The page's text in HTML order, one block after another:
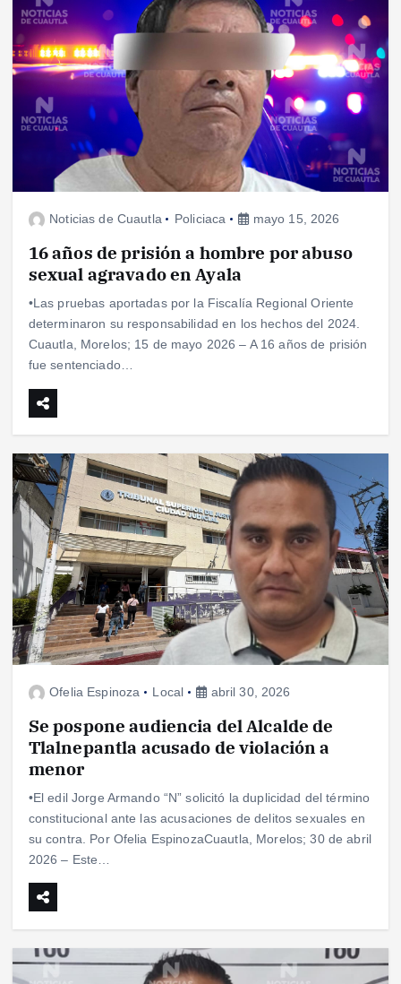
Noticias de Cuautla Policiaca mayo 15, 2026
16 años de prisión a hombre por abuso
sexual agravado en Ayala
•Las pruebas aportadas por la Fiscalía Regional Oriente
determinaron su responsabilidad en los hechos del 2024.
Cuautla, Morelos; 15 de mayo 2026 – A 16 años de prisión
fue sentenciado…
Ofelia Espinoza Local abril 30, 2026
Se pospone audiencia del Alcalde de
Tlalnepantla acusado de violación a
menor
•El edil Jorge Armando “N” solicitó la duplicidad del término
constitucional ante las acusaciones de delitos sexuales en
su contra. Por Ofelia EspinozaCuautla, Morelos; 30 de abril
2026 – Este…